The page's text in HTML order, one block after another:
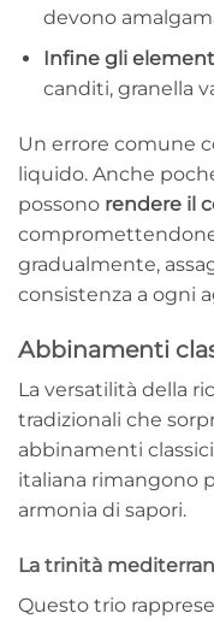
devono
Infine gli
canditi, granella
Un errore comune
liquido. Anche
possono rendere il
gradualmente,
consistenza a ogni
Abbinamenti
La versatilità della
tradizionali che
abbinamenti
italiana rimangono
armonia di sapori.
La trinità
Questo trio